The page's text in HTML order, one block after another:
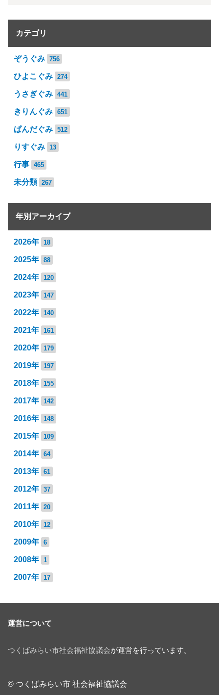
カテゴリ
ぞうぐみ 756
ひよこぐみ 274
うさぎぐみ 441
きりんぐみ 651
ぱんだぐみ 512
りすぐみ 13
行事 465
未分類 267
年別アーカイブ
2026年 18
2025年 88
2024年 120
2023年 147
2022年 140
2021年 161
2020年 179
2019年 197
2018年 155
2017年 142
2016年 148
2015年 109
2014年 64
2013年 61
2012年 37
2011年 20
2010年 12
2009年 6
2008年 1
2007年 17
運営について
つくばみらい市社会福祉協議会が運営を行っています。
© つくばみらい市 社会福祉協議会